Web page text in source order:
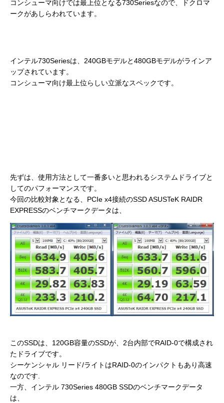
コンシューマ向けでは最上位となる730Seriesなので、ドクロマ
ークがあしらわれています。
インテル730Seriesは、240GBモデルと480GBモデルがラインア
ップされています。
コンシューマ向け最上位らしい立派なスペックです。
先ずは、使用方法として一番多いと思われるシステムドライブと
してのパフォーマンスです。
今回の比較対象となる、PCIe x4接続のSSD ASUSTeK RAIDR
EXPRESSのベンチマークデータは、
このSSDは、120GB容量のSSDが、2台内部でRAID-0で構成され
たドライブです。
シーケンシャル リード/ライトはRAID-0のインパクトもあり高速
なのです.
一方、インテル 730Series 480GB SSDのベンチマークデータ
は、